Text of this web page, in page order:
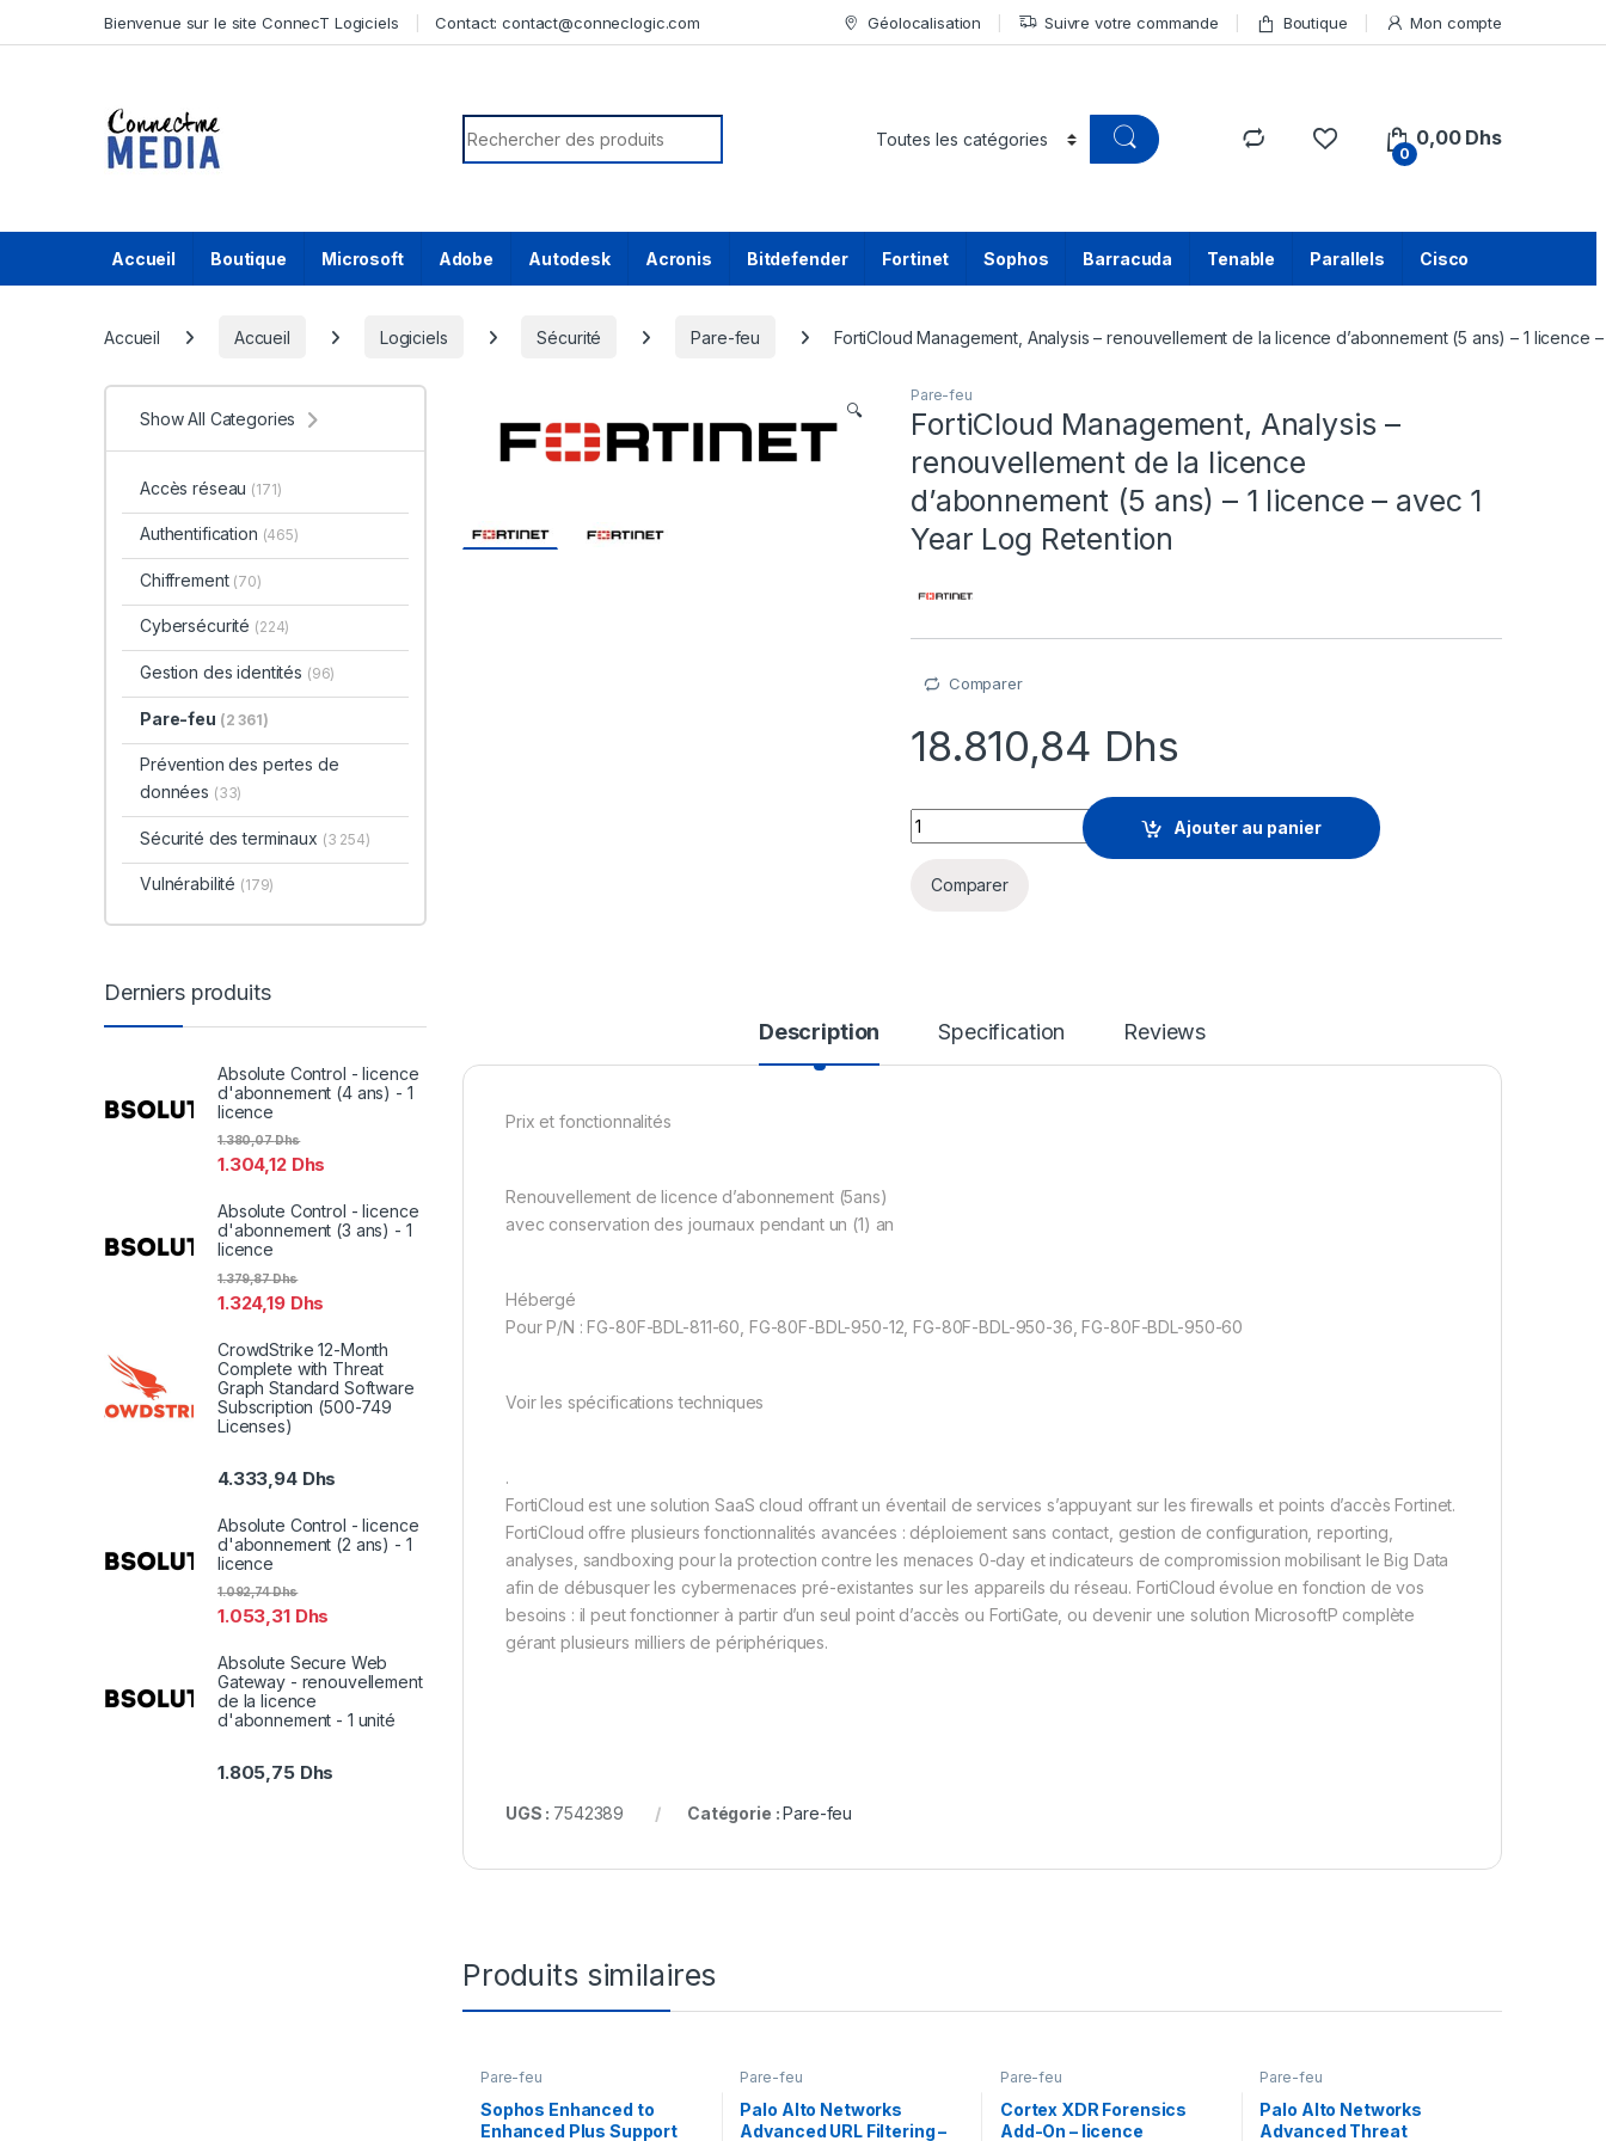
Bienvenue sur le site ConnecT Logiciels Contact:contact@conneclogic.com Géolocalisation Suivre votre commande Boutique Mon compte
Search for:
0
0,00 Dhs
Accueil Boutique Microsoft Adobe Autodesk Acronis Bitdefender Fortinet Sophos Barracuda Tenable Parallels Cisco
Accueil Accueil Logiciels Sécurité Pare-feu FortiCloud Management, Analysis – renouvellement de la licence d’abonnement (5 ans) – 1 licence
🔍
Pare-feu
FortiCloud Management, Analysis –
renouvellement de la licence
d’abonnement (5 ans) – 1 licence – avec 1
Year Log Retention
Comparer
18.810,84 Dhs
FortiCloud Management, Analysis - renouvellement de la licence d'abonnement
Ajouter au panier
Comparer
Description Specification Reviews
Prix et fonctionnalités
Renouvellement de licence d’abonnement (5ans)
avec conservation des journaux pendant un (1) an
Hébergé
Pour P/N : FG-80F-BDL-811-60, FG-80F-BDL-950-12, FG-80F-BDL-950-36, FG-80F-BDL-950-60
Voir les spécifications techniques
.
FortiCloud est une solution SaaS cloud offrant un éventail de services s’appuyant sur les firewalls et points d’accès Fortinet.
FortiCloud offre plusieurs fonctionnalités avancées : déploiement sans contact, gestion de configuration, reporting,
analyses, sandboxing pour la protection contre les menaces 0-day et indicateurs de compromission mobilisant le Big Data
afin de débusquer les cybermenaces pré-existantes sur les appareils du réseau. FortiCloud évolue en fonction de vos
besoins : il peut fonctionner à partir d’un seul point d’accès ou FortiGate, ou devenir une solution MicrosoftP complète
gérant plusieurs milliers de périphériques.
UGS : 7542389 Catégorie :Pare-feu
Produits similaires
Pare-feu
Sophos Enhanced to
Enhanced Plus Support
Pare-feu
Palo Alto Networks
Advanced URL Filtering –
Pare-feu
Cortex XDR Forensics
Add-On – licence
Pare-feu
Palo Alto Networks
Advanced Threat
Show All Categories
Accès réseau (171)
Authentification (465)
Chiffrement (70)
Cybersécurité (224)
Gestion des identités (96)
Pare-feu (2 361)
Prévention des pertes de
données (33)
Sécurité des terminaux (3 254)
Vulnérabilité (179)
Derniers produits
Absolute Control - licence
d'abonnement (4 ans) - 1
licence
1.304,12 Dhs
1.380,07Dhs
Absolute Control - licence
d'abonnement (3 ans) - 1
licence
1.324,19 Dhs
1.379,87Dhs
CrowdStrike 12-Month
Complete with Threat
Graph Standard Software
Subscription (500-749
Licenses)
4.333,94 Dhs
Absolute Control - licence
d'abonnement (2 ans) - 1
licence
1.053,31 Dhs
1.092,74Dhs
Absolute Secure Web
Gateway - renouvellement
de la licence
d'abonnement - 1 unité
1.805,75 Dhs